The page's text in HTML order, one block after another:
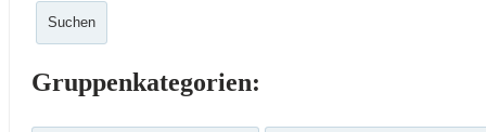
Suchen
Gruppenkategorien: